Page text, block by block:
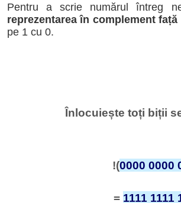
Pentru a scrie numărul întreg
reprezentarea în complement față
pe 1 cu 0.
Înlocuiește toți biții
!(0000 0000
= 1111 1111